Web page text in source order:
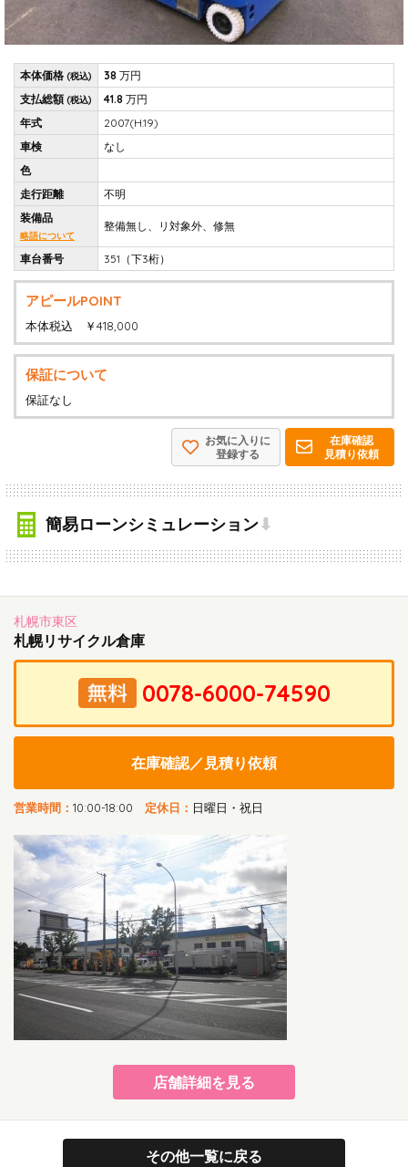
本体価格 (税込) 38 万円
支払総額 (税込) 41.8 万円
年式
2007(H.19)
車検
なし
色
走行距離
不明
装備品
略語について
整備無し、リ対象外、修無
車台番号 351（下3桁）
アピールPOINT
本体税込 ￥418,000
保証について
保証なし
在庫確認
見積り依頼
お気に入りに
登録する
簡易ローンシミュレーション⬇
札幌市東区
札幌リサイクル倉庫
在庫確認／見積り依頼
営業時間： 10:00-18:00 定休日： 日曜日・祝日
店舗詳細を見る
その他一覧に戻る